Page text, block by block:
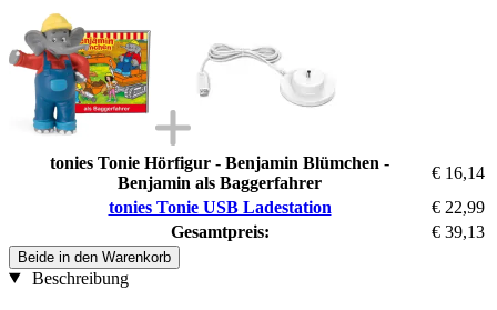
tonies Tonie Hörfigur - Benjamin Blümchen -
Benjamin als Baggerfahrer
€ 16,14
tonies Tonie USB Ladestation
€ 22,99
Gesamtpreis:
€ 39,13
Beide in den Warenkorb
Beschreibung